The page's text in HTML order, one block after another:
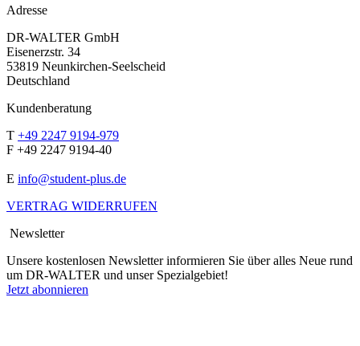
Adresse
DR-WALTER GmbH
Eisenerzstr. 34
53819 Neunkirchen-Seelscheid
Deutschland
Kundenberatung
T +49 2247 9194-979
F +49 2247 9194-40
E info@student-plus.de
VERTRAG WIDERRUFEN
Newsletter
Unsere kostenlosen Newsletter informieren Sie über alles Neue rund
um DR-WALTER und unser Spezialgebiet!
Jetzt abonnieren